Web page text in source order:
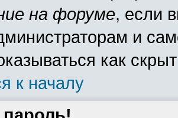
на форуме, если
и
как
к началу